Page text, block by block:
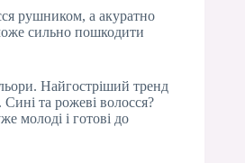
рушником, а акуратно
сильно пошкодити
Найгостріший тренд
Сині та рожеві волосся?
молоді і готові до